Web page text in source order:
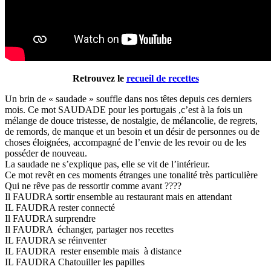
Retrouvez le recueil de recettes
Un brin de « saudade » souffle dans nos têtes depuis ces derniers
mois. Ce mot SAUDADE pour les portugais ,c’est à la fois un
mélange de douce tristesse, de nostalgie, de mélancolie, de regrets,
de remords, de manque et un besoin et un désir de personnes ou de
choses éloignées, accompagné de l’envie de les revoir ou de les
posséder de nouveau.
La saudade ne s’explique pas, elle se vit de l’intérieur.
Ce mot revêt en ces moments étranges une tonalité très particulière
Qui ne rêve pas de ressortir comme avant ????
Il FAUDRA sortir ensemble au restaurant mais en attendant
IL FAUDRA rester connecté
Il FAUDRA surprendre
Il FAUDRA échanger, partager nos recettes
IL FAUDRA se réinventer
IL FAUDRA rester ensemble mais à distance
IL FAUDRA Chatouiller les papilles